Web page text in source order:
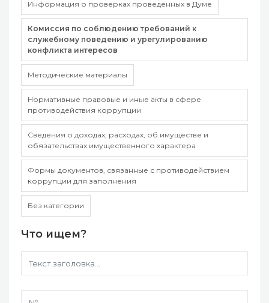
Информация о проверках проведенных в Думе
Комиссия по соблюдению требований к
служебному поведению и урегулированию
конфликта интересов
Методические материалы
Нормативные правовые и иные акты в сфере
противодействия коррупции
Сведения о доходах, расходах, об имуществе и
обязательствах имущественного характера
Формы документов, связанные с противодействием
коррупции для заполнения
Без категории
Что ищем?